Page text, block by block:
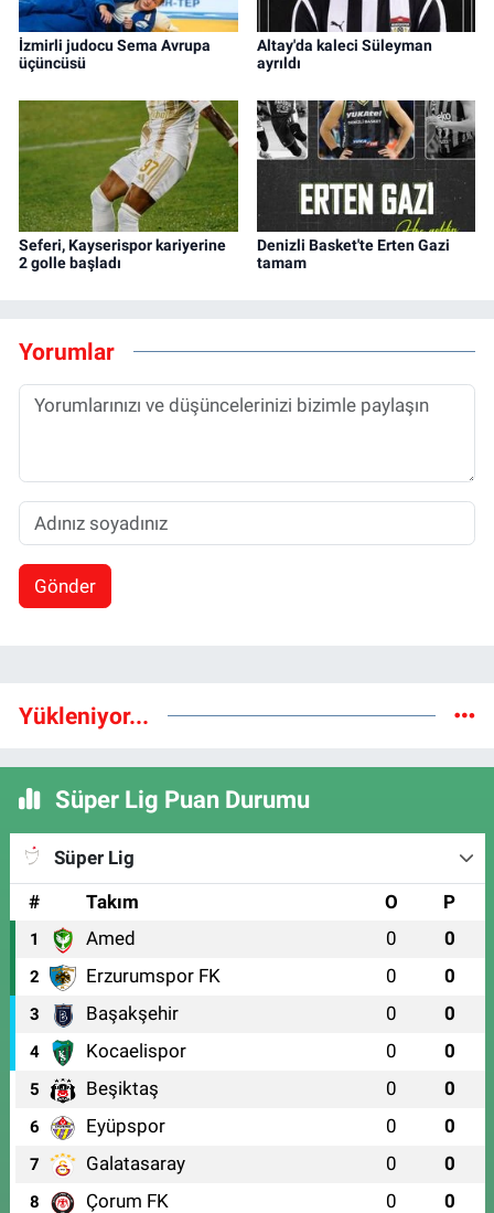
İzmirli judocu Sema Avrupa
üçüncüsü
Altay'da kaleci Süleyman
ayrıldı
Seferi, Kayserispor kariyerine
2 golle başladı
Denizli Basket'te Erten Gazi
tamam
Yorumlar
Gönder
Yükleniyor...
Süper Lig Puan Durumu
Süper Lig
#
Takım O P
1 Amed 0 0
2 Erzurumspor FK 0 0
3 Başakşehir 0 0
4 Kocaelispor 0 0
5 Beşiktaş 0 0
6 Eyüpspor 0 0
7 Galatasaray 0 0
8 Çorum FK 0 0